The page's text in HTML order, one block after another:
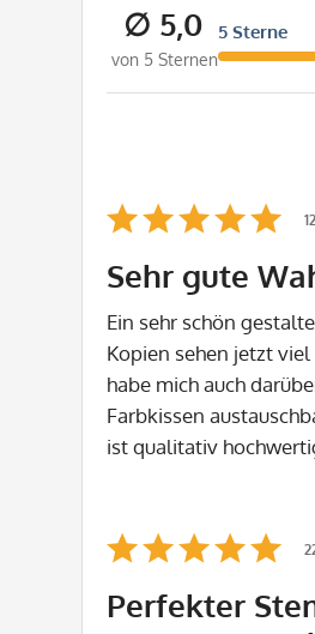
∅ 5,0
von 5 Sternen
5 Sterne
Sehr gute
Ein sehr schön
Kopien sehen jetzt
habe mich auch
Farbkissen
ist qualitativ
Perfekter